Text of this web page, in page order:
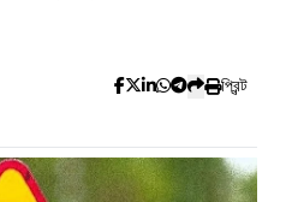
প্রিন্ট